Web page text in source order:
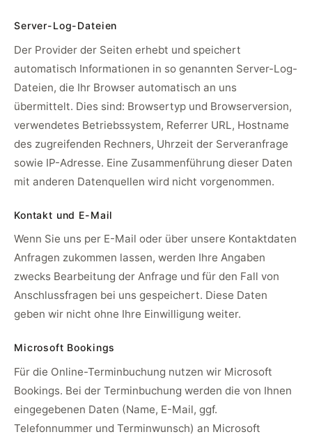
Server-Log-Dateien
Der Provider der Seiten erhebt und speichert
automatisch Informationen in so genannten Server-Log-
Dateien, die Ihr Browser automatisch an uns
übermittelt. Dies sind: Browsertyp und Browserversion,
verwendetes Betriebssystem, Referrer URL, Hostname
des zugreifenden Rechners, Uhrzeit der Serveranfrage
sowie IP-Adresse. Eine Zusammenführung dieser Daten
mit anderen Datenquellen wird nicht vorgenommen.
Kontakt und E-Mail
Wenn Sie uns per E-Mail oder über unsere Kontaktdaten
Anfragen zukommen lassen, werden Ihre Angaben
zwecks Bearbeitung der Anfrage und für den Fall von
Anschlussfragen bei uns gespeichert. Diese Daten
geben wir nicht ohne Ihre Einwilligung weiter.
Microsoft Bookings
Für die Online-Terminbuchung nutzen wir Microsoft
Bookings. Bei der Terminbuchung werden die von Ihnen
eingegebenen Daten (Name, E-Mail, ggf.
Telefonnummer und Terminwunsch) an Microsoft